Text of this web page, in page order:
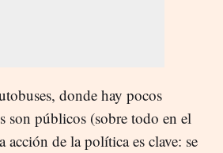
donde hay pocos
son públicos (sobre todo en el
acción de la política es clave: se